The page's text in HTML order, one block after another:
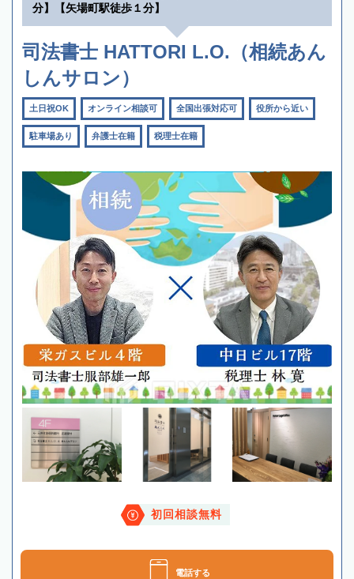
分】【矢場町駅徒歩１分】
司法書士 HATTORI L.O.（相続あん
しんサロン）
土日祝OK オンライン相談可 全国出張対応可 役所から近い
駐車場あり 弁護士在籍 税理士在籍
初回相談無料
電話する